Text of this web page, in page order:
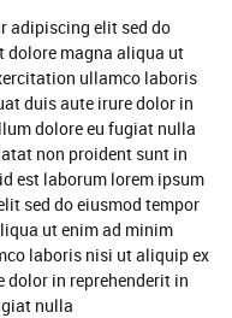
adipiscing elit sed do
dolore magna aliqua ut
ullamco laboris
duis aute irure dolor in
dolore eu fugiat nulla
non proident sunt in
est laborum lorem ipsum
sed do eiusmod tempor
ut enim ad minim
laboris nisi ut aliquip ex
dolor in reprehenderit in
nulla